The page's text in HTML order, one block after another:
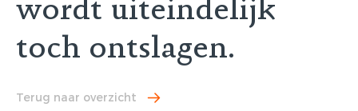
wordt uiteindelijk
toch ontslagen.
Terug naar overzicht